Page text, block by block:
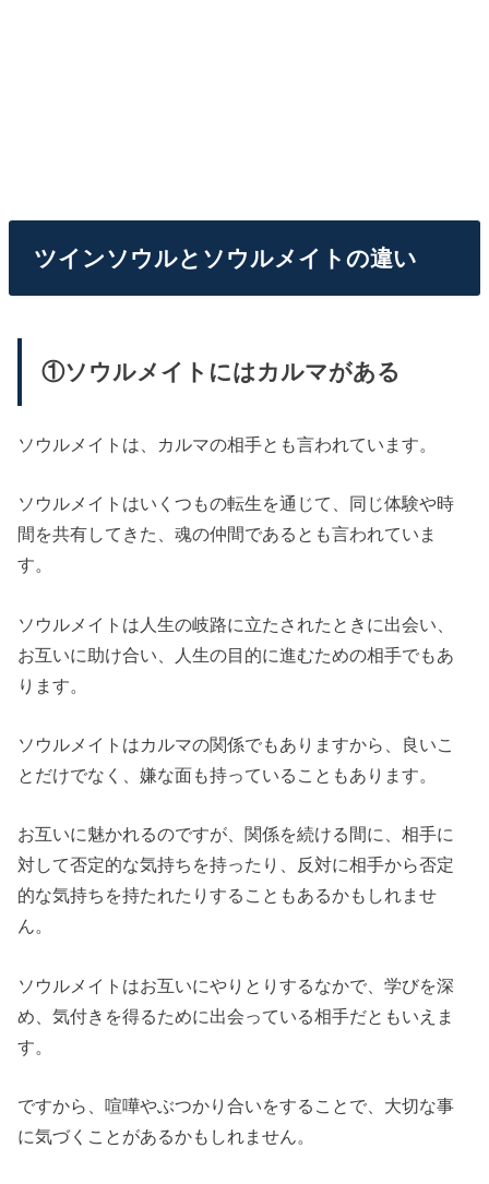
ツインソウルとソウルメイトの違い
①ソウルメイトにはカルマがある
ソウルメイトは、カルマの相手とも言われています。
ソウルメイトはいくつもの転生を通じて、同じ体験や時
間を共有してきた、魂の仲間であるとも言われていま
す。
ソウルメイトは人生の岐路に立たされたときに出会い、
お互いに助け合い、人生の目的に進むための相手でもあ
ります。
ソウルメイトはカルマの関係でもありますから、良いこ
とだけでなく、嫌な面も持っていることもあります。
お互いに魅かれるのですが、関係を続ける間に、相手に
対して否定的な気持ちを持ったり、反対に相手から否定
的な気持ちを持たれたりすることもあるかもしれませ
ん。
ソウルメイトはお互いにやりとりするなかで、学びを深
め、気付きを得るために出会っている相手だともいえま
す。
ですから、喧嘩やぶつかり合いをすることで、大切な事
に気づくことがあるかもしれません。